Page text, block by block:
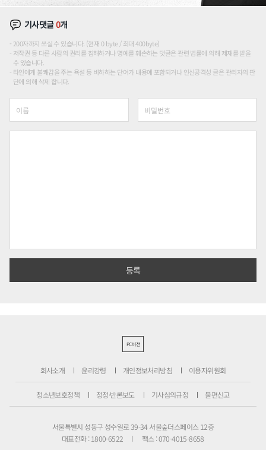
기사댓글0개
200자까지 쓰실 수 있습니다. (현재 0 byte / 최대 400byte)
저작권 등 다른 사람의 권리를 침해하거나 명예를 훼손하는 댓글은 관련 법률에 의해 제재를 받을
수 있습니다.
타인에게 불쾌감을 주는 욕설 등 비하하는 단어가 내용에 포함되거나 인신공격성 글은 관리자의 판
단에 의해 삭제 합니다.
PC버전
회사소개 윤리강령 개인정보처리방침 이용자위원회
청소년보호정책 정정·반론보도 기사심의규정 불편신고
서울특별시 성동구 성수일로 39-34 서울숲더스페이스 12층
대표전화 : 1800-6522
팩스 : 070-4015-8658